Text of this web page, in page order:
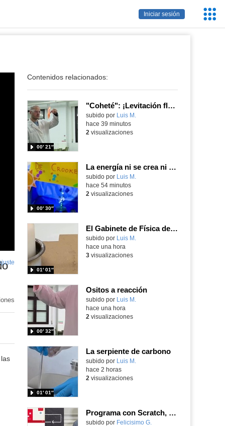
Iniciar sesión
pantalla
Contenidos relacionados:
"Coheté": ¡Levitación flamígera!
Contenido educativo.
subido por Luis M.
00′ 21″
hace 39 minutos
2 visualizaciones
La energía ni se crea ni se destruye... ¡se experimenta! El Tierno en la Feria Madrid es Ciencia 2026
Contenido educativo.
subido por Luis M.
00′ 30″
hace 54 minutos
2 visualizaciones
El Gabinete de Física del IES Enrique Tierno Galván de Parla (Curso 25-26)
Contenido educativo.
subido por Luis M.
01′ 01″
hace una hora
3visualizaciones
Ositos a reacción
Contenido educativo.
subido por Luis M.
00′ 32″
hace una hora
2 visualizaciones
La serpiente de carbono
Contenido educativo.
subido por Luis M.
01′ 01″
hace 2 horas
2 visualizaciones
Programa con Scratch, 8 diferentes juegos para vivir la emoción de los partidos de España en el mundial 2026
Contenido educativo.
subido por Felicisimo G.